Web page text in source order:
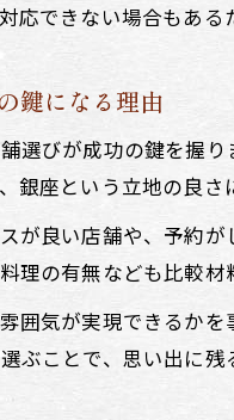
応できない場合もある
鍵になる理由
選びが成功の鍵を握
銀座という立地の良
が良い店舗や、予約
理の有無なども比較材
囲気が実現できるか
ぶことで、思い出に残